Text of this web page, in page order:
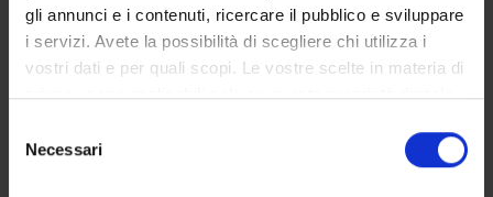
gli annunci e i contenuti, ricercare il pubblico e sviluppare
i servizi. Avete la possibilità di scegliere chi utilizza i
vostri dati e per quali scopi. Le vostre scelte in materia di
privacy sono applicabili solo su questa proprietà digitale
modificare o revocare il proprio consenso in qualsiasi
momento dalla Dichiarazione sui cookie o facendo clic
delNecessari
RESEARCH LABORATORIES
RESEARCH CENTRES